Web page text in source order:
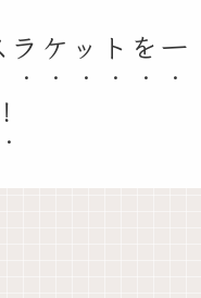
ケットを一